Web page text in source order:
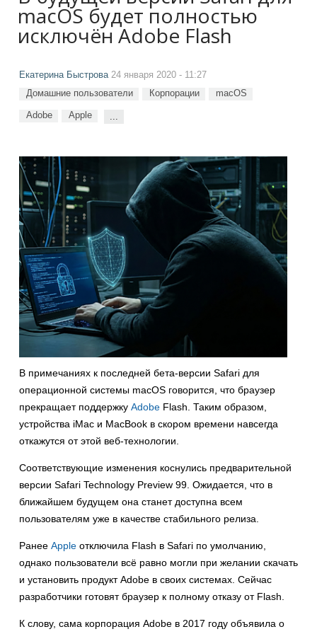
macOS будет полностью
исключён Adobe Flash
Екатерина Быстрова24 января 2020 - 11:27
Домашние пользователи Корпорации macOS
Adobe Apple ...
В примечаниях к последней бета-версии Safari для
операционной системы macOS говорится, что браузер
прекращает поддержку Adobe Flash. Таким образом,
устройства iMac и MacBook в скором времени навсегда
откажутся от этой веб-технологии.
Соответствующие изменения коснулись предварительной
версии Safari Technology Preview 99. Ожидается, что в
ближайшем будущем она станет доступна всем
пользователям уже в качестве стабильного релиза.
Ранее Apple отключила Flash в Safari по умолчанию,
однако пользователи всё равно могли при желании скачать
и установить продукт Adobe в своих системах. Сейчас
разработчики готовят браузер к полному отказу от Flash.
К слову, сама корпорация Adobe в 2017 году объявила о